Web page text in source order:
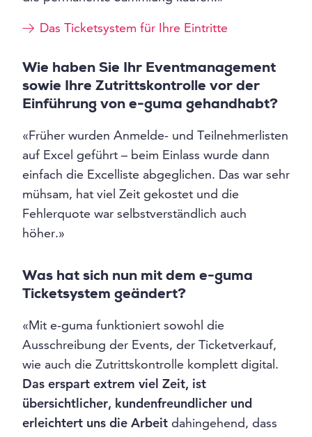
Das Ticketsystem für Ihre Eintritte
Wie haben Sie Ihr Eventmanagement
sowie Ihre Zutrittskontrolle vor der
Einführung von e-guma gehandhabt?
«Früher wurden Anmelde- und Teilnehmerlisten
auf Excel geführt – beim Einlass wurde dann
einfach die Excelliste abgeglichen. Das war sehr
mühsam, hat viel Zeit gekostet und die
Fehlerquote war selbstverständlich auch
höher.»
Was hat sich nun mit dem e-guma
Ticketsystem geändert?
«Mit e-guma funktioniert sowohl die
Ausschreibung der Events, der Ticketverkauf,
wie auch die Zutrittskontrolle komplett digital.
Das erspart extrem viel Zeit, ist
übersichtlicher, kundenfreundlicher und
erleichtert uns die Arbeit dahingehend, dass